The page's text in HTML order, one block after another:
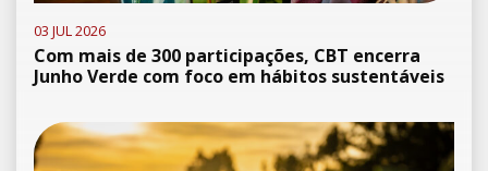
03 JUL 2026
Com mais de 300 participações, CBT encerra
Junho Verde com foco em hábitos sustentáveis